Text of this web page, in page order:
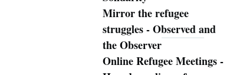
Mirror the refugee
struggles - Observed and
the Observer
Online Refugee Meetings -